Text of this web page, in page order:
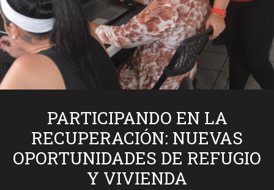
PARTICIPANDO EN LA
RECUPERACIÓN: NUEVAS
OPORTUNIDADES DE REFUGIO
Y VIVIENDA